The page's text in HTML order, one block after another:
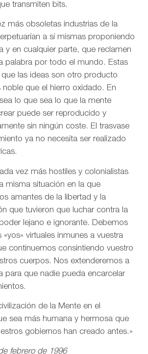
transmiten bits.
más obsoletas industrias de la
a sí mismas proponiendo
y en cualquier parte, que reclamen
palabra por todo el mundo. Estas
que las ideas son otro producto
noble que el hierro oxidado. En
lo que sea lo que la mente
puede ser reproducido y
sin ningún coste. El trasvase
ya no necesita ser realizado
vez más hostiles y colonialistas
misma situación en la que
amantes de la libertad y la
que tuvieron que luchar contra la
lejano e ignorante. Debemos
«yos» virtuales inmunes a vuestra
continuemos consintiendo vuestro
cuerpos. Nos extenderemos a
para que nadie pueda encarcelar
de la Mente en el
sea más humana y hermosa que
gobiernos han creado antes.»
febrero de 1996